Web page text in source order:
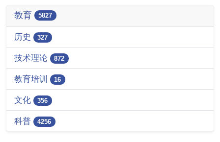
教育 5827
历史 327
技术理论 872
教育培训 16
文化 356
科普 4256